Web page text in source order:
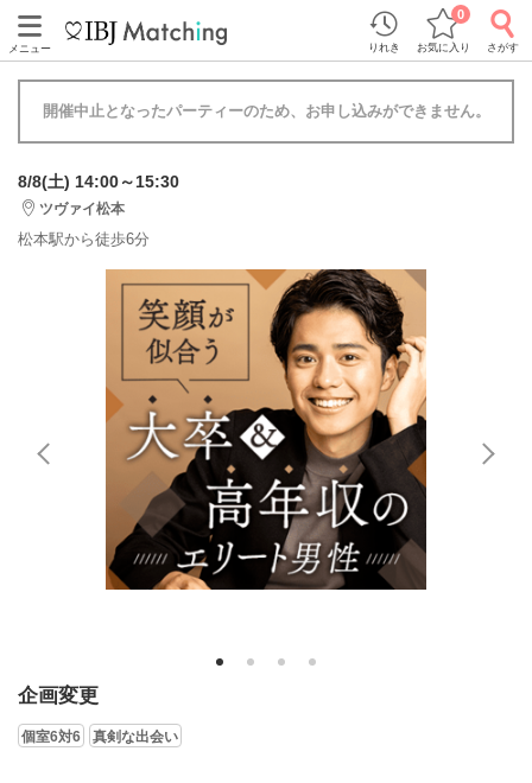
メニュー りれき お気に入り
0
さがす
開催中止となったパーティーのため、お申し込みができません。
8/8(土) 14:00～15:30
ツヴァイ松本
松本駅から徒歩6分
1 2 3 4
企画変更
個室6対6 真剣な出会い